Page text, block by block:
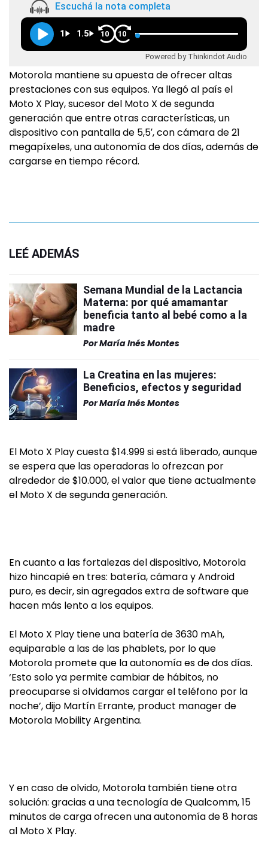
Escuchá la nota completa
1 1.5 10 10
Powered by Thinkindot Audio
Motorola mantiene su apuesta de ofrecer altas
prestaciones con sus equipos. Ya llegó al país el
Moto X Play, sucesor del Moto X de segunda
generación que entre otras características, un
dispositivo con pantalla de 5,5′, con cámara de 21
megapíxeles, una autonomía de dos días, además de
cargarse en tiempo récord.
LEÉ ADEMÁS
Semana Mundial de la Lactancia
Materna: por qué amamantar
beneficia tanto al bebé como a la
madre
PorMaría Inés Montes
La Creatina en las mujeres:
Beneficios, efectos y seguridad
PorMaría Inés Montes
El Moto X Play cuesta $14.999 si está liberado, aunque
se espera que las operadoras lo ofrezcan por
alrededor de $10.000, el valor que tiene actualmente
el Moto X de segunda generación.
En cuanto a las fortalezas del dispositivo, Motorola
hizo hincapié en tres: batería, cámara y Android
puro, es decir, sin agregados extra de software que
hacen más lento a los equipos.
El Moto X Play tiene una batería de 3630 mAh,
equiparable a las de las phablets, por lo que
Motorola promete que la autonomía es de dos días.
‘Esto solo ya permite cambiar de hábitos, no
preocuparse si olvidamos cargar el teléfono por la
noche’, dijo Martín Errante, product manager de
Motorola Mobility Argentina.
Y en caso de olvido, Motorola también tiene otra
solución: gracias a una tecnología de Qualcomm, 15
minutos de carga ofrecen una autonomía de 8 horas
al Moto X Play.